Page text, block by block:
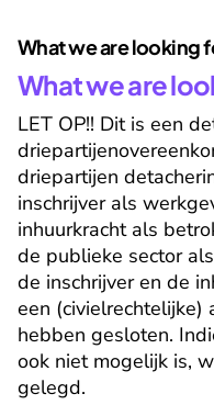
What we are looking
What we are
LET OP!! Dit is een
driepartijen
inschrijver als
inhuurkracht als
de publieke sector
de inschrijver en de
een (civielrechtelijke)
hebben gesloten.
ook niet mogelijk is,
gelegd.